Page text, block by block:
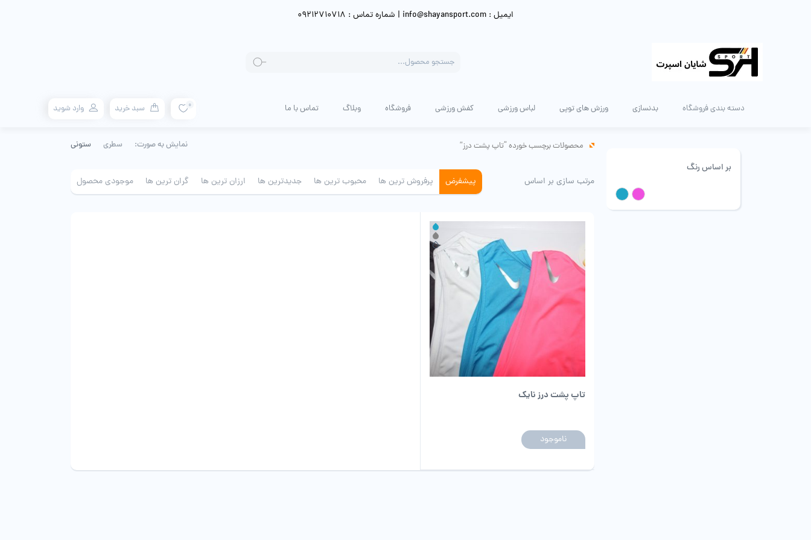
ایمیل : info@shayansport.com | شماره تماس : 09212710718
search
دسته بندی فروشگاه بدنسازی ورزش های توپی لباس ورزشی کفش ورزشی فروشگاه وبلاگ تماس با ما 0 سبد خرید وارد شوید
بر اساس رنگ
صورتی
محصولات برچسب خورده “تاپ پشت درز” نمایش به صورت: سطری ستونی
مرتب سازی بر اساس پیشفرض پرفروش ترین ها محبوب ترین ها جدیدترین ها ارزان ترین ها گران ترین ها موجودی محصول
تاپ پشت درز نایک
ناموجود